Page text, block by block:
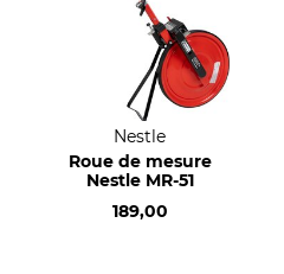
Nestle
Roue de mesure
Nestle MR-51
189,00